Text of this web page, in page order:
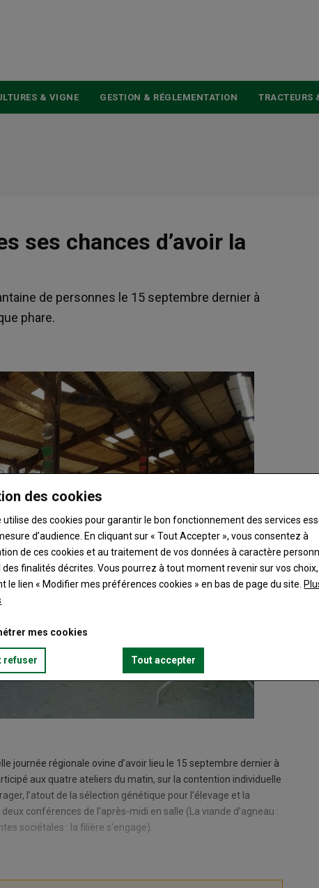
& VIGNE GESTION & RÉGLEMENTATION TRACTEURS
ses chances d’avoir la
de personnes le 15 septembre dernier à
phare.
journée régionale ovine d’avoir lieu le 15 septembre dernier à
aux quatre ateliers du matin, sur la contention individuelle
l’atout de la sélection génétique pour l’élevage et la
conférences de l’après-midi en salle (La viande d’agneau :
sociétales : la filière s’engage).
des cookies
utilise des cookies pour garantir le bon fonctionnement des services
d’audience. En cliquant sur « Tout Accepter », vous consentez à
de ces cookies et au traitement de vos données à caractère
des finalités décrites. Vous pourrez à tout moment revenir sur vos
le lien « Modifier mes préférences cookies » en bas de page du site.
mes cookies
refuser Tout accepter